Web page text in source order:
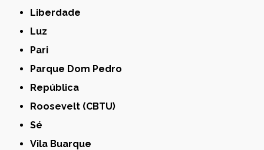
Liberdade
Luz
Pari
Parque Dom Pedro
República
Roosevelt (CBTU)
Sé
Vila Buarque